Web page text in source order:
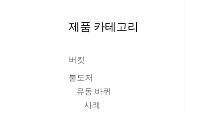
제품 카테고리
버킷
불도저
유동 바퀴
사례